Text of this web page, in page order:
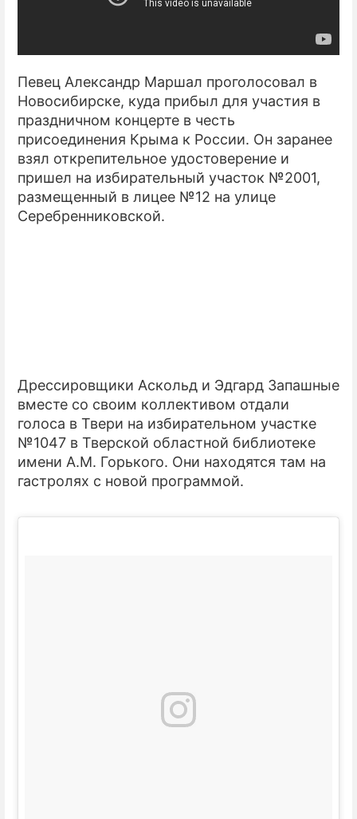
Певец Александр Маршал проголосовал в
Новосибирске, куда прибыл для участия в
праздничном концерте в честь
присоединения Крыма к России. Он заранее
взял открепительное удостоверение и
пришел на избирательный участок №2001,
размещенный в лицее №12 на улице
Серебренниковской.
Дрессировщики Аскольд и Эдгард Запашные
вместе со своим коллективом отдали
голоса в Твери на избирательном участке
№1047 в Тверской областной библиотеке
имени А.М. Горького. Они находятся там на
гастролях с новой программой.